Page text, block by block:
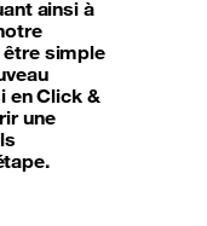
ainsi à
simple
en Click &
une